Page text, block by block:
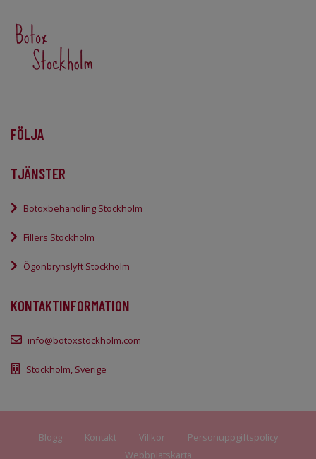
FÖLJA
TJÄNSTER
Botoxbehandling Stockholm
Fillers Stockholm
Ögonbrynslyft Stockholm
KONTAKTINFORMATION
info@botoxstockholm.com
Stockholm, Sverige
Blogg Kontakt Villkor
Personuppgiftspolicy
Webbplatskarta